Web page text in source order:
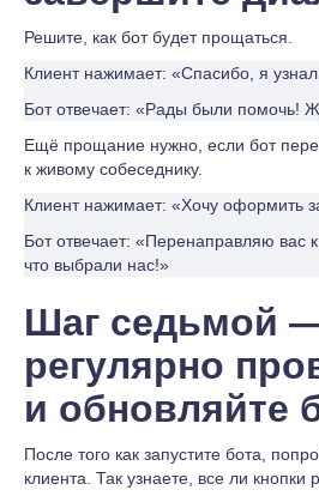
Решите, как бот будет прощаться.
Клиент нажимает: «Спасибо, я узнал
Бот отвечает: «Рады были помочь!
Ещё прощание нужно, если бот
к живому собеседнику.
Клиент нажимает: «Хочу оформить
Бот отвечает: «Перенаправляю вас
что выбрали нас!»
Шаг седьмой
регулярно
и обновляйте
После того как запустите бота,
клиента. Так узнаете, все ли кнопки